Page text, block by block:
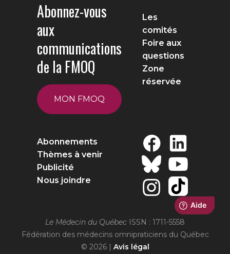
Abonnez-vous
aux
communications
de la FMOQ
MON FMOQ
Les
comités
Foire aux
questions
Zone
réservée
Abonnements
Thèmes à venir
Publicité
Nous joindre
Le Médecin du Québec ISSN : 1711-5558
Fédération des médecins omnipraticiens du Québec
© 2026 | Avis légal